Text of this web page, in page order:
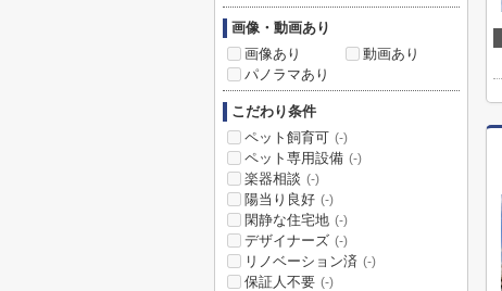
画像・動画あり
画像あり
動画あり
パノラマあり
こだわり条件
ペット飼育可 (-)
ペット専用設備 (-)
楽器相談 (-)
陽当り良好 (-)
閑静な住宅地 (-)
デザイナーズ (-)
リノベーション済 (-)
保証人不要 (-)